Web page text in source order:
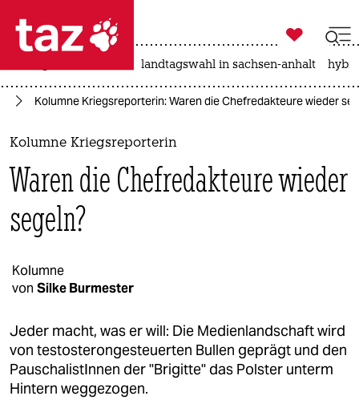
 taz zahl ich
taz zahl ich
themen
politik
öko
kultur
sport
berlin
nord

taz zahl ich
landtagswahl in sachsen-anhalt
Kolumne Kriegsreporterin: Waren die Chefredakteure wieder
Kolumne Kriegsreporterin
Waren die Chefredakteure wieder
segeln?
Kolumne
von Silke Burmester
Jeder macht, was er will: Die Medienlandschaft wird
von testosterongesteuerten Bullen geprägt und den
PauschalistInnen der "Brigitte" das Polster unterm
Hintern weggezogen.